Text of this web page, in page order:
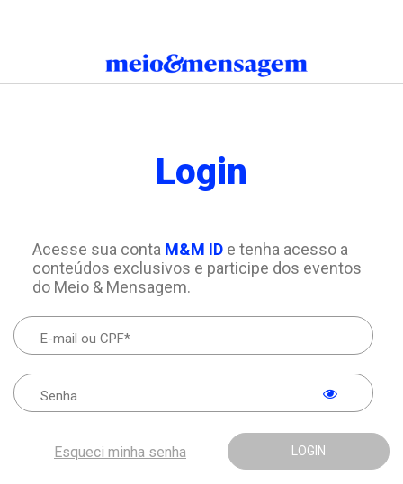
Login
Acesse sua conta M&M IDe tenha acesso a
conteúdos exclusivos e participe dos eventos
do Meio & Mensagem.
LOGIN
Esqueci minha senha